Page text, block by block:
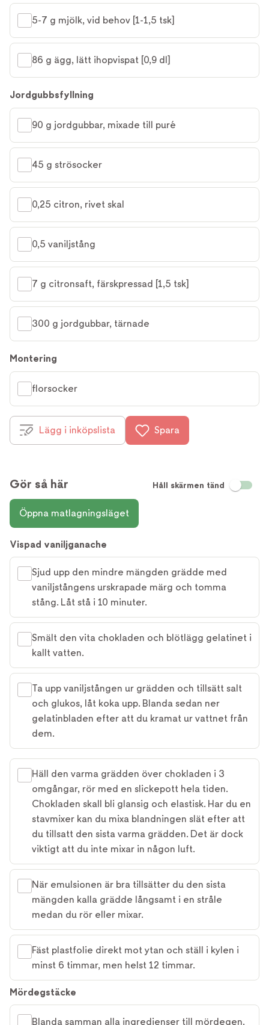
5-7 g mjölk, vid behov [1-1,5 tsk]
86 g ägg, lätt ihopvispat [0,9 dl]
Jordgubbsfyllning
90 g jordgubbar, mixade till puré
45 g strösocker
0,25 citron, rivet skal
0,5 vaniljstång
7 g citronsaft, färskpressad [1,5 tsk]
300 g jordgubbar, tärnade
Montering
florsocker
Lägg i inköpslista Spara
Gör så här Håll skärmen tänd
Öppna matlagningsläget
Vispad vaniljganache
Sjud upp den mindre mängden grädde med
vaniljstångens urskrapade märg och tomma
stång. Låt stå i 10 minuter.
Smält den vita chokladen och blötlägg gelatinet i
kallt vatten.
Ta upp vaniljstången ur grädden och tillsätt salt
och glukos, låt koka upp. Blanda sedan ner
gelatinbladen efter att du kramat ur vattnet från
dem.
Häll den varma grädden över chokladen i 3
omgångar, rör med en slickepott hela tiden.
Chokladen skall bli glansig och elastisk. Har du en
stavmixer kan du mixa blandningen slät efter att
du tillsatt den sista varma grädden. Det är dock
viktigt att du inte mixar in någon luft.
När emulsionen är bra tillsätter du den sista
mängden kalla grädde långsamt i en stråle
medan du rör eller mixar.
Fäst plastfolie direkt mot ytan och ställ i kylen i
minst 6 timmar, men helst 12 timmar.
Mördegstäcke
Blanda samman alla ingredienser till mördegen.